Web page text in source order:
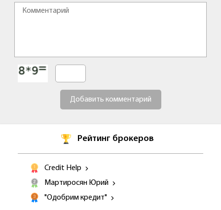
Добавить комментарий
Рейтинг брокеров
Credit Help
Мартиросян Юрий
"Одобрим кредит"